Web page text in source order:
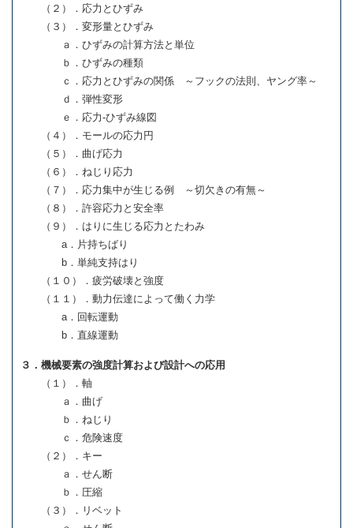
（２）．応力とひずみ
（３）．変形量とひずみ
ａ．ひずみの計算方法と単位
ｂ．ひずみの種類
ｃ．応力とひずみの関係 ～フックの法則、ヤング率～
ｄ．弾性変形
ｅ．応力-ひずみ線図
（４）．モールの応力円
（５）．曲げ応力
（６）．ねじり応力
（７）．応力集中が生じる例 ～切欠きの有無～
（８）．許容応力と安全率
（９）．はりに生じる応力とたわみ
a．片持ちばり
b．単純支持はり
（１０）．疲労破壊と強度
（１１）．動力伝達によって働く力学
a．回転運動
b．直線運動
３．機械要素の強度計算および設計への応用
（１）．軸
ａ．曲げ
ｂ．ねじり
ｃ．危険速度
（２）．キー
ａ．せん断
ｂ．圧縮
（３）．リベット